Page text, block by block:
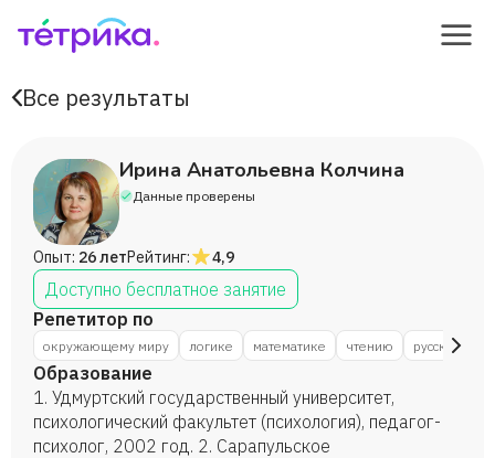
Все результаты
Ирина Анатольевна Колчина
Данные проверены
Опыт: 26 летРейтинг: 4,9
Доступно бесплатное занятие
Репетитор по
окружающему миру логике математике чтению русскому
Образование
1. Удмуртский государственный университет,
психологический факультет (психология), педагог-
психолог, 2002 год. 2. Сарапульское